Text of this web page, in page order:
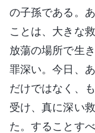
の子孫である。
ことは、大きな
放蕩の場所で生
罪深い。今日、
だけではなく、
受け、真に深い
た。することす